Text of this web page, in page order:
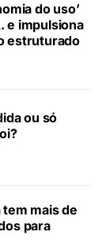
do uso’
e impulsiona
estruturado
ou só
tem mais de
para